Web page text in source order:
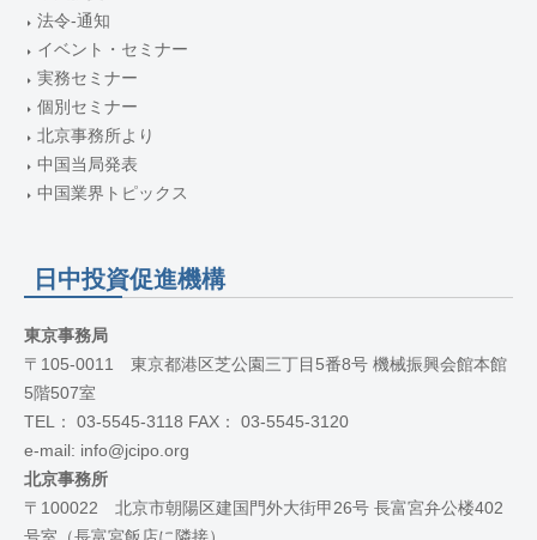
法令-通知
イベント・セミナー
実務セミナー
個別セミナー
北京事務所より
中国当局発表
中国業界トピックス
日中投資促進機構
東京事務局
〒105-0011 東京都港区芝公園三丁目5番8号 機械振興会館本館
5階507室
TEL： 03-5545-3118 FAX： 03-5545-3120
e-mail: info@jcipo.org
北京事務所
〒100022 北京市朝陽区建国門外大街甲26号 長富宮弁公楼402